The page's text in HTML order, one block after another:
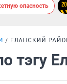
опасность
ЕЛАНСКИЙ
тэгу